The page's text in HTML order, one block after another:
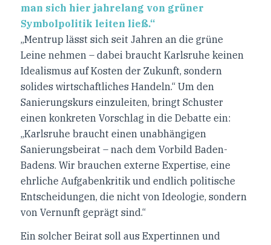
man sich hier jahrelang von grüner
Symbolpolitik leiten ließ.“
„Mentrup lässt sich seit Jahren an die grüne
Leine nehmen – dabei braucht Karlsruhe keinen
Idealismus auf Kosten der Zukunft, sondern
solides wirtschaftliches Handeln.“ Um den
Sanierungskurs einzuleiten, bringt Schuster
einen konkreten Vorschlag in die Debatte ein:
„Karlsruhe braucht einen unabhängigen
Sanierungsbeirat – nach dem Vorbild Baden-
Badens. Wir brauchen externe Expertise, eine
ehrliche Aufgabenkritik und endlich politische
Entscheidungen, die nicht von Ideologie, sondern
von Vernunft geprägt sind.“
Ein solcher Beirat soll aus Expertinnen und